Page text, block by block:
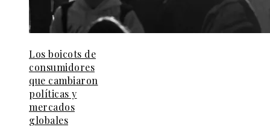
Los boicots de
consumidores
que cambiaron
políticas y
mercados
globales